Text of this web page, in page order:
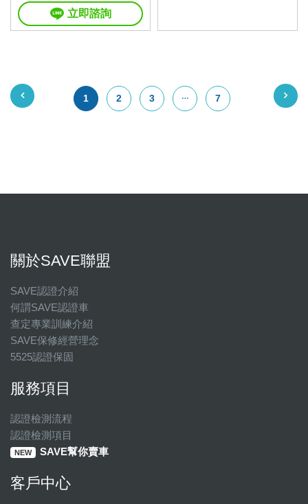
立即諮詢
1 2 3 7
關於SAVE聯盟
SAVE認證介紹
何謂SAVE認證車
查定專業訓練介紹
SAVE保修經營理念
5525認證保固
服務項目
認證檢測流程
認證檢測項目
NEW SAVE幫你賣車
客戶中心